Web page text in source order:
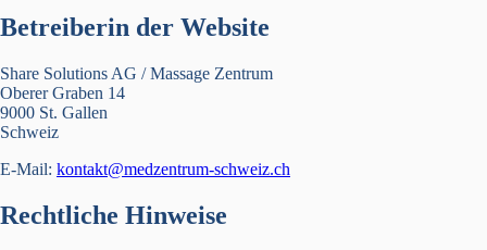
Betreiberin der Website
Share Solutions AG / Massage Zentrum
Oberer Graben 14
9000 St. Gallen
Schweiz
E-Mail: kontakt@medzentrum-schweiz.ch
Rechtliche Hinweise